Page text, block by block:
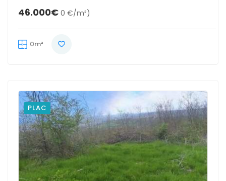
46.000€ 0 €/m²)
0m²
PLAC